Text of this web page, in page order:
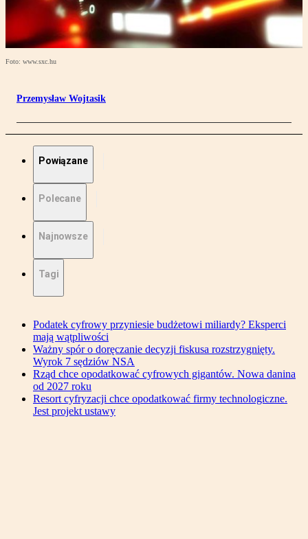
Foto: www.sxc.hu
Przemysław Wojtasik
Powiązane
Polecane
Najnowsze
Tagi
Podatek cyfrowy przyniesie budżetowi miliardy? Eksperci
mają wątpliwości
Ważny spór o doręczanie decyzji fiskusa rozstrzygnięty.
Wyrok 7 sędziów NSA
Rząd chce opodatkować cyfrowych gigantów. Nowa danina
od 2027 roku
Resort cyfryzacji chce opodatkować firmy technologiczne.
Jest projekt ustawy